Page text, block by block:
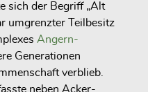
sich der Begriff „Alt
umgrenzter Teilbesitz
Angern-
Generationen
verblieb.
neben Acker-